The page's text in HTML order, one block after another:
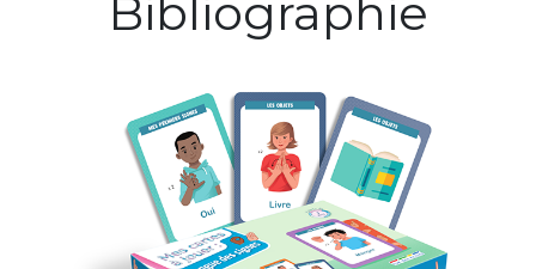
Bibliographie